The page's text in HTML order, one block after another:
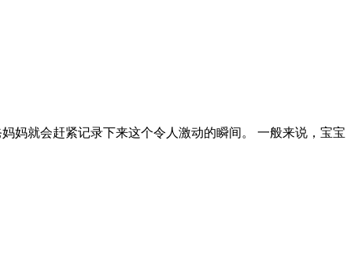
妈就会赶紧记录下来这个令人激动的瞬间。 一般来说，宝宝